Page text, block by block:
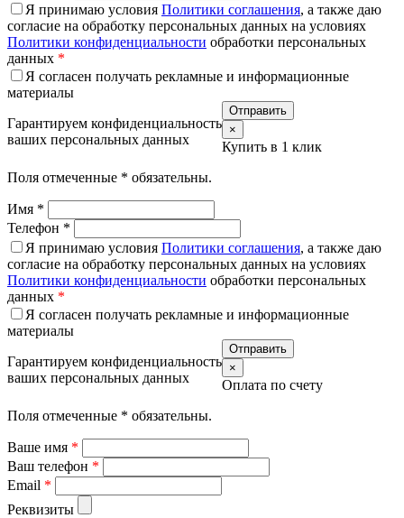
Я принимаю условия Политики соглашения, а также даю
согласие на обработку персональных данных на условиях
Политики конфиденциальности обработки персональных
данных *
Я согласен получать рекламные и информационные
материалы
Гарантируем конфиденциальность
ваших персональных данных
×
Купить в 1 клик
Поля отмеченные * обязательны.
Имя *
Телефон *
Я принимаю условия Политики соглашения, а также даю
согласие на обработку персональных данных на условиях
Политики конфиденциальности обработки персональных
данных *
Я согласен получать рекламные и информационные
материалы
Гарантируем конфиденциальность
ваших персональных данных
×
Оплата по счету
Поля отмеченные * обязательны.
Ваше имя *
Ваш телефон *
Email *
Реквизиты